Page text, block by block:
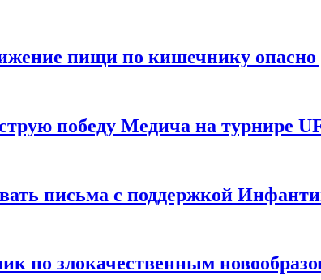
пищи по кишечнику опасно
победу Медича на турнире
письма с поддержкой
по злокачественным